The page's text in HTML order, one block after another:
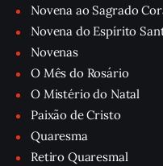
Novena ao Sagrado
Novena do Espírito
Novenas
O Mês do Rosário
O Mistério do Natal
Paixão de Cristo
Quaresma
Retiro Quaresmal